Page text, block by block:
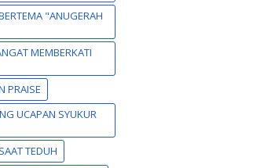
"ANUGERAH
MEMBERKATI
PRAISE
UCAPAN SYUKUR
TEDUH